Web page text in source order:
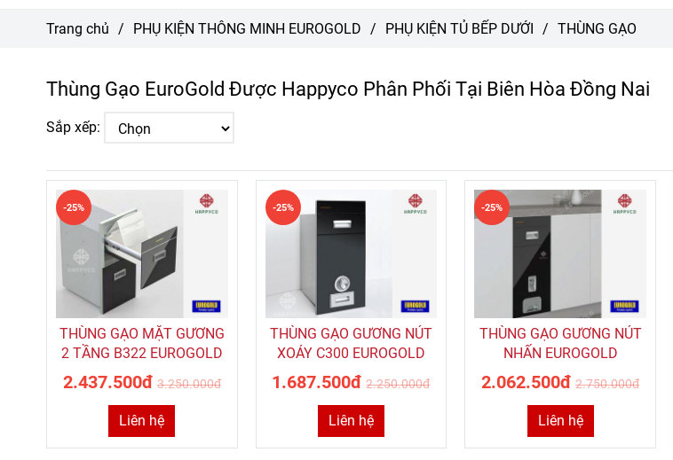
Trang chủ / PHỤ KIỆN THÔNG MINH EUROGOLD / PHỤ KIỆN TỦ BẾP DƯỚI / THÙNG GẠO
Thùng Gạo EuroGold Được Happyco Phân Phối Tại Biên Hòa Đồng Nai
Sắp xếp:
THÙNG GẠO MẶT GƯƠNG
2 TẦNG B322 EUROGOLD
2.437.500đ 3.250.000đ
-25%
Liên hệ
THÙNG GẠO GƯƠNG NÚT
XOÁY C300 EUROGOLD
1.687.500đ 2.250.000đ
-25%
Liên hệ
THÙNG GẠO GƯƠNG NÚT
NHẤN EUROGOLD
2.062.500đ 2.750.000đ
-25%
Liên hệ